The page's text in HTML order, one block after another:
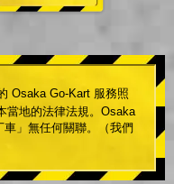
Osaka Go-Kart 服務照
當地的法律法規。Osaka
」無任何關聯。（我們